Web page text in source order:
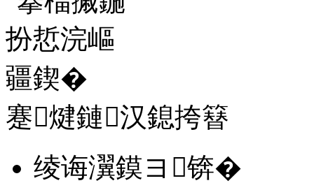
蹇煡鏈汉鎴挎簮
绫诲瀷鏌ヨ锛�